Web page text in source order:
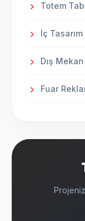
Totem
İç Tasarım
Dış Mekan
Fuar